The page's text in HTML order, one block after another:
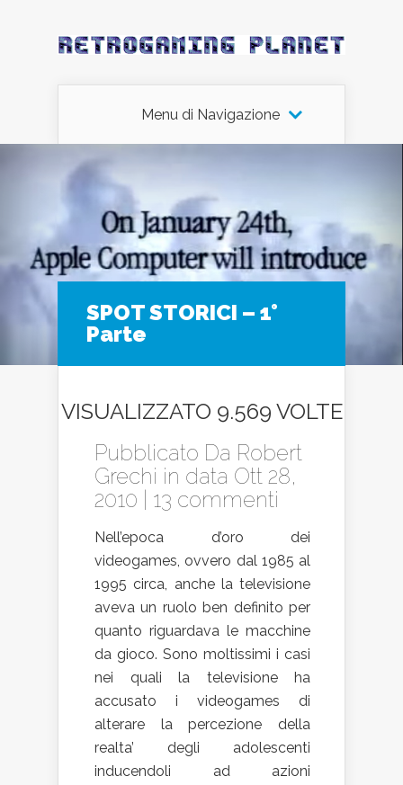
Menu di Navigazione
SPOT STORICI – 1°
Parte
VISUALIZZATO 9.569 VOLTE
Pubblicato Da Robert
Grechi in data Ott 28,
2010 | 13 commenti
Nell’epoca d’oro dei
videogames, ovvero dal 1985 al
1995 circa, anche la televisione
aveva un ruolo ben definito per
quanto riguardava le macchine
da gioco. Sono moltissimi i casi
nei quali la televisione ha
accusato i videogames di
alterare la percezione della
realta’ degli adolescenti
inducendoli ad azioni